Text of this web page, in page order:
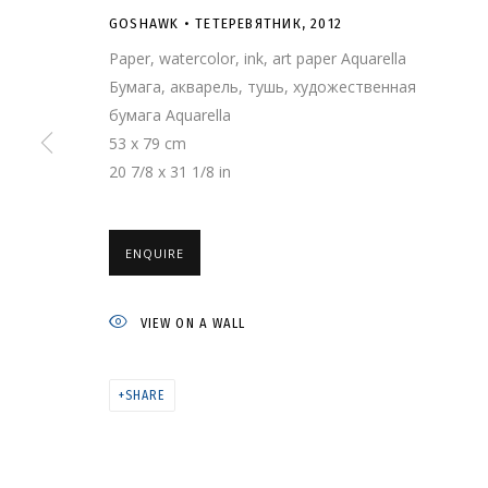
GOSHAWK •
GOSHAWK • ТЕТЕРЕВЯТНИК,2012
Paper, watercolor, ink, art paper Aquarella
Бумага, акварель, тушь, художественная
бумага Aquarella
53 x 79 cm
20 7/8 x 31 1/8 in
ENQUIRE
VIEW ON A WALL
SHARE